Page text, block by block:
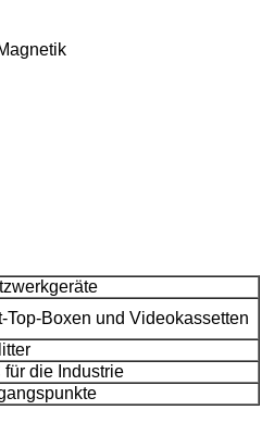
Top-Boxen und Videokassetten
für die Industrie